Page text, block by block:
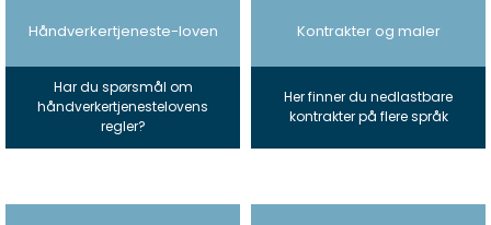
Håndverkertjeneste-loven
Har du spørsmål om
håndverkertjenestelovens
regler?
Kontrakter og maler
Her finner du nedlastbare
kontrakter på flere språk